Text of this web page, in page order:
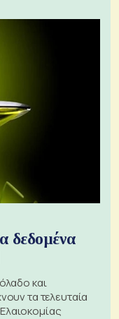
δεδομένα
και
τα τελευταία